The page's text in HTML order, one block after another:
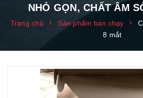
NHỎ GỌN, CHẤT ÂM
Trang chủ Sản phẩm bán chạy
8 mắt